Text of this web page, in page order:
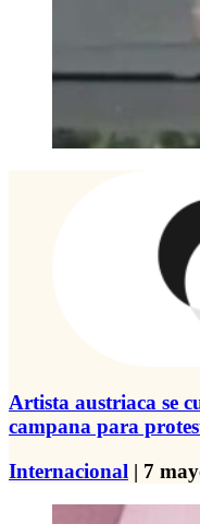
Artista austriaca se
campana para
Internacional | 7